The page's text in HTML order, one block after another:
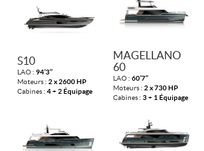
S10
LAO : 94’3’’
Moteurs : 2 x 2600 HP
Cabines : 4 + 2 Équipage
MAGELLANO
60
LAO : 60’7’’
Moteurs : 2 x 730 HP
Cabines : 3 + 1 Équipage